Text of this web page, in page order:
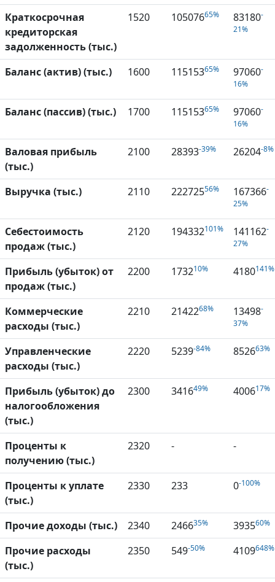
Краткосрочная
кредиторская
задолженность (тыс.)
1520 10507665% 83180-
21%
Баланс (актив) (тыс.) 1600 11515365% 97060-
16%
Баланс (пассив) (тыс.) 1700 11515365% 97060-
16%
Валовая прибыль
(тыс.)
2100 28393-39% 26204-8%
Выручка (тыс.) 2110 22272556% 167366-
25%
Себестоимость
продаж (тыс.)
2120 194332101% 141162-
27%
Прибыль (убыток) от
продаж (тыс.)
2200 173210% 4180141%
Коммерческие
расходы (тыс.)
2210 2142268% 13498-
37%
Управленческие
расходы (тыс.)
2220 5239-84% 852663%
Прибыль (убыток) до
налогообложения
(тыс.)
2300 341649% 400617%
Проценты к
получению (тыс.)
2320 - -
Проценты к уплате
(тыс.)
2330 233 0-100%
Прочие доходы (тыс.) 2340 246635% 393560%
Прочие расходы
(тыс.)
2350 549-50% 4109648%